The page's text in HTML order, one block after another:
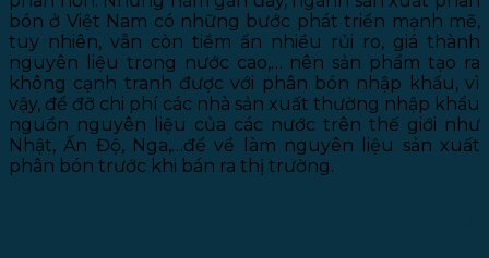
bón ở Việt Nam có những bước phát triển mạnh mẽ,
tuy nhiên, vẫn còn tiềm ẩn nhiều rủi ro, giá thành
nguyên liệu trong nước cao,… nên sản phẩm tạo ra
không cạnh tranh được với phân bón nhập khẩu, vì
vậy, để đỡ chi phí các nhà sản xuất thường nhập khẩu
nguồn nguyên liệu của các nước trên thế giới như
Nhật, Ấn Độ, Nga,…để về làm nguyên liệu sản xuất
phân bón trước khi bán ra thị trường.